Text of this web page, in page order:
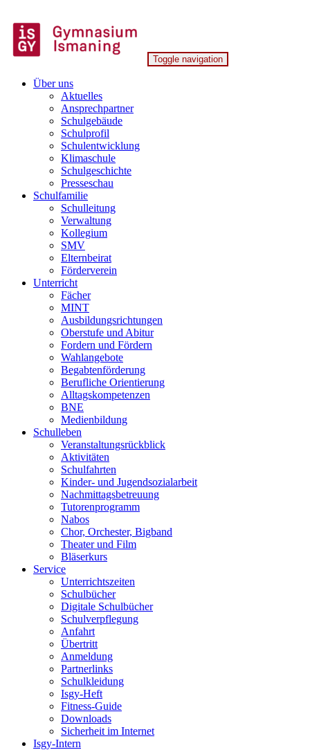
to
content
Gymnasium Ismaning
Toggle navigation
Über uns
Aktuelles
Ansprechpartner
Schulgebäude
Schulprofil
Schulentwicklung
Klimaschule
Schulgeschichte
Presseschau
Schulfamilie
Schulleitung
Verwaltung
Kollegium
SMV
Elternbeirat
Förderverein
Unterricht
Fächer
MINT
Ausbildungsrichtungen
Oberstufe und Abitur
Fordern und Fördern
Wahlangebote
Begabtenförderung
Berufliche Orientierung
Alltagskompetenzen
BNE
Medienbildung
Schulleben
Veranstaltungsrückblick
Aktivitäten
Schulfahrten
Kinder- und Jugendsozialarbeit
Nachmittagsbetreuung
Tutorenprogramm
Nabos
Chor, Orchester, Bigband
Theater und Film
Bläserkurs
Service
Unterrichtszeiten
Schulbücher
Digitale Schulbücher
Schulverpflegung
Anfahrt
Übertritt
Anmeldung
Partnerlinks
Schulkleidung
Isgy-Heft
Fitness-Guide
Downloads
Sicherheit im Internet
Isgy-Intern